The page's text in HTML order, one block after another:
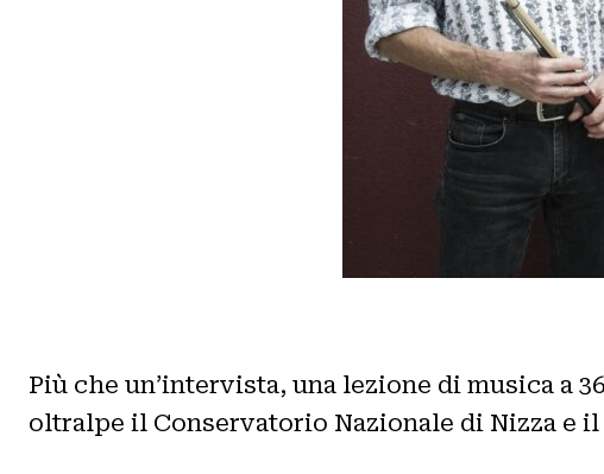
Più che un’intervista, una lezione di musica a
oltralpe il Conservatorio Nazionale di Nizza e